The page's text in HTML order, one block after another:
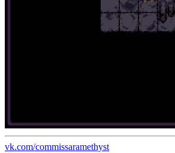
vk.com/commissaramethyst